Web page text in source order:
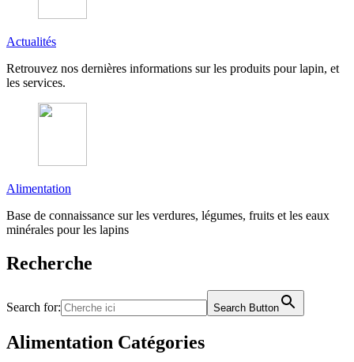
Actualités
Retrouvez nos dernières informations sur les produits pour lapin, et
les services.
Alimentation
Base de connaissance sur les verdures, légumes, fruits et les eaux
minérales pour les lapins
Recherche
Search for: Search Button
Alimentation Catégories